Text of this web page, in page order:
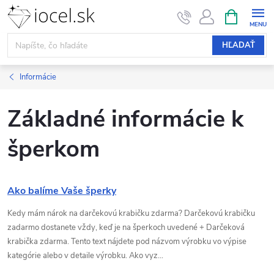
Prejsť
obsah
HĽADAŤ
KOŠÍK
Informácie
Základné informácie k
šperkom
V
ý
p
Ako balíme Vaše šperky
Kedy mám nárok na darčekovú krabičku zdarma? Darčekovú krabičku
zadarmo dostanete vždy, keď je na šperkoch uvedené + Darčeková
krabička zdarma. Tento text nájdete pod názvom výrobku vo výpise
kategórie alebo v detaile výrobku. Ako vyz...